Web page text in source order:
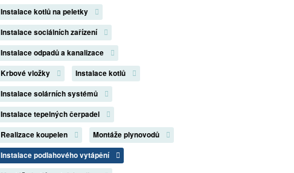
Instalace kotlů na peletky
Instalace sociálních zařízení
Instalace odpadů a kanalizace
Krbové vložky
Instalace kotlů
Instalace solárních systémů
Instalace tepelných čerpadel
Realizace koupelen
Montáže plynovodů
Instalace podlahového vytápění